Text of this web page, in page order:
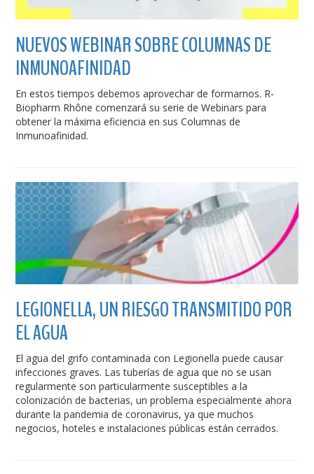
NUEVOS WEBINAR SOBRE COLUMNAS DE
INMUNOAFINIDAD
En estos tiempos debemos aprovechar de formarnos. R-
Biopharm Rhône comenzará su serie de Webinars para
obtener la máxima eficiencia en sus Columnas de
Inmunoafinidad.
LEGIONELLA, UN RIESGO TRANSMITIDO POR
EL AGUA
El agua del grifo contaminada con Legionella puede causar
infecciones graves. Las tuberías de agua que no se usan
regularmente son particularmente susceptibles a la
colonización de bacterias, un problema especialmente ahora
durante la pandemia de coronavirus, ya que muchos
negocios, hoteles e instalaciones públicas están cerrados.